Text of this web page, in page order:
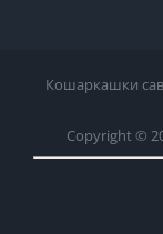
Кошаркашки
Copyright ©